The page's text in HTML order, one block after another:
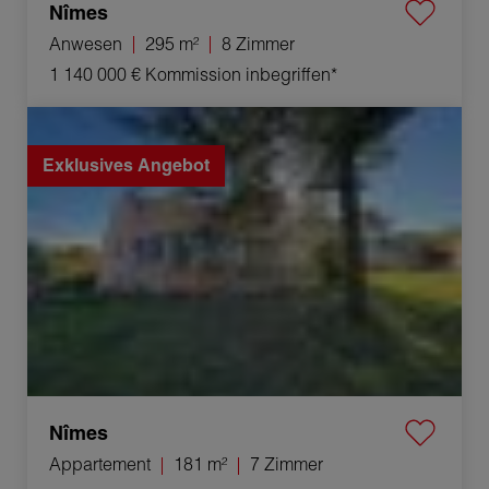
Nîmes
Anwesen 295 m²
8 Zimmer
1 140 000 € Kommission inbegriffen*
Verkauf Appartement Nîmes 7 Zimmer 181 m²
Exklusives Angebot
Nîmes
Appartement 181 m²
7 Zimmer